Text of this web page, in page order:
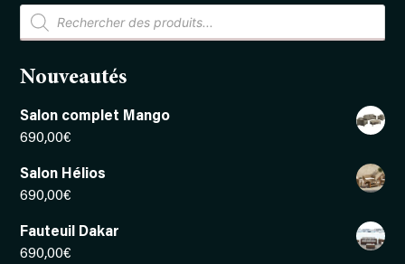
Recherche
de
produits
Nouveautés
Salon complet Mango
690,00€
Salon Hélios
690,00€
Fauteuil Dakar
690,00€